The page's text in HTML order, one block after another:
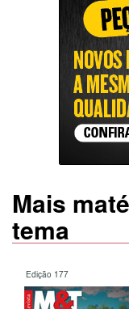
Mais
tema
Edição 177